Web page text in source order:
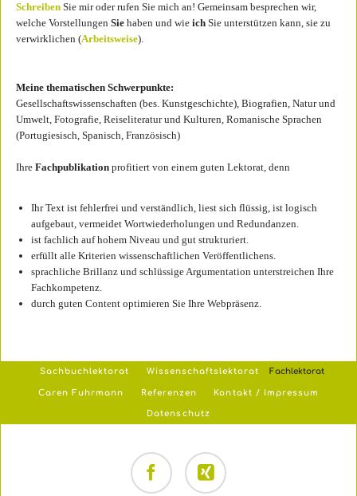
Schreiben Sie mir oder rufen Sie mich an! Gemeinsam besprechen wir,
welche Vorstellungen Siehaben und wie ichSie unterstützen kann, sie zu
verwirklichen (Arbeitsweise).
Meine thematischen Schwerpunkte:
Gesellschaftswissenschaften (bes. Kunstgeschichte), Biografien, Natur und
Umwelt, Fotografie, Reiseliteratur und Kulturen, Romanische Sprachen
(Portugiesisch, Spanisch, Französisch)
Ihre Fachpublikationprofitiert von einem guten Lektorat, denn
Ihr Text ist fehlerfrei und verständlich, liest sich flüssig, ist logisch
aufgebaut, vermeidet Wortwiederholungen und Redundanzen.
ist fachlich auf hohem Niveau und gut strukturiert.
erfüllt alle Kriterien wissenschaftlichen Veröffentlichens.
sprachliche Brillanz und schlüssige Argumentation unterstreichen Ihre
Fachkompetenz.
durch guten Content optimieren Sie Ihre Webpräsenz.
Navigation
Sachbuchlektorat Wissenschaftslektorat Fachlektorat
Caren Fuhrmann Referenzen Kontakt / Impressum
Datenschutz